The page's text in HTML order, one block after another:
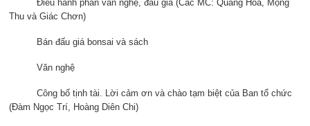
Điều hành phần văn nghệ, đấu giá (Các MC: Quảng Hoa, Mộng
Thu và Giác Chơn)
Bán đấu giá bonsai và sách
Văn nghệ
Công bố tịnh tài. Lời cảm ơn và chào tạm biệt của Ban tổ chức
(Đàm Ngọc Trí, Hoàng Diên Chi)